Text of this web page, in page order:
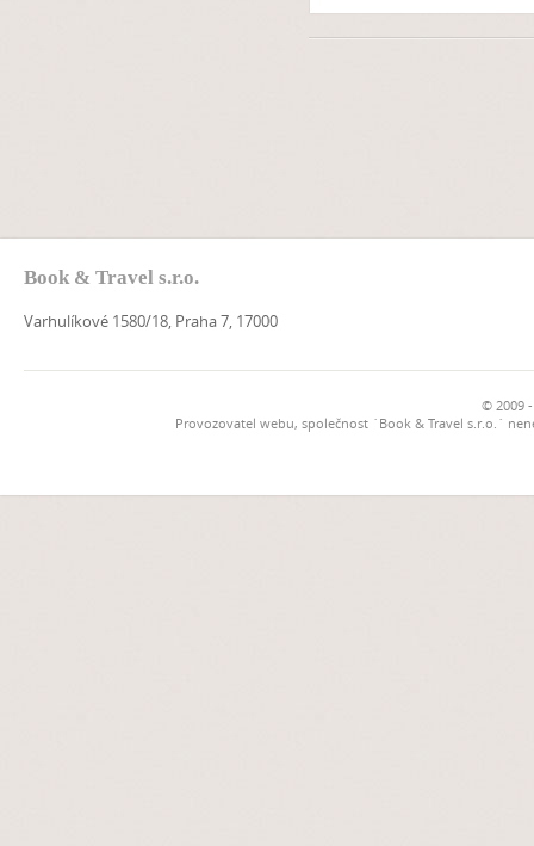
Book & Travel s.r.o.
Varhulíkové 1580/18, Praha 7, 17000
© 2009
Provozovatel webu, společnost `Book & Travel s.r.o.`